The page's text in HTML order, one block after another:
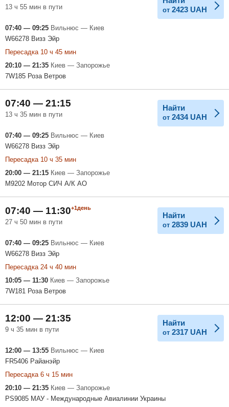
13 ч 55 мин в пути от 2423 UAH
07:40 — 09:25 Вильнюс — Киев
W66278 Визз Эйр
Пересадка 10 ч 45 мин
20:10 — 21:35 Киев — Запорожье
7W185 Роза Ветров
07:40 — 21:15
13 ч 35 мин в пути
Найти
от 2434 UAH
07:40 — 09:25 Вильнюс — Киев
W66278 Визз Эйр
Пересадка 10 ч 35 мин
20:00 — 21:15 Киев — Запорожье
M9202 Мотор СИЧ А/К АО
07:40 — 11:30+1день
27 ч 50 мин в пути
Найти
от 2839 UAH
07:40 — 09:25 Вильнюс — Киев
W66278 Визз Эйр
Пересадка 24 ч 40 мин
10:05 — 11:30 Киев — Запорожье
7W181 Роза Ветров
12:00 — 21:35
9 ч 35 мин в пути
Найти
от 2317 UAH
12:00 — 13:55 Вильнюс — Киев
FR5406 Райанэйр
Пересадка 6 ч 15 мин
20:10 — 21:35 Киев — Запорожье
PS9085 МАУ - Международные Авиалинии Украины